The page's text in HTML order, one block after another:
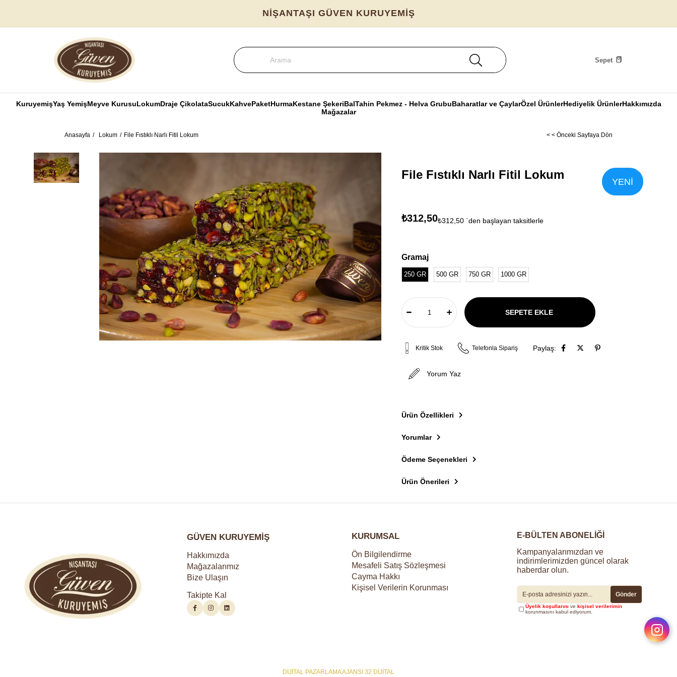
NİŞANTAŞI GÜVEN KURUYEMİŞ
Sepet
KuruyemişYaş YemişMeyve KurusuLokumDraje ÇikolataSucukKahvePaketHurmaKestane ŞekeriBalTahin Pekmez - Helva GrubuBaharatlar ve ÇaylarÖzel ÜrünlerHediyelik ÜrünlerHakkımızda
Mağazalar
Anasayfa Lokum File Fıstıklı Narlı Fitil Lokum < < Önceki Sayfaya Dön
File Fıstıklı Narlı Fitil Lokum
YENI
₺312,50₺312,50 `den başlayan taksitlerle
Gramaj
250 GR 500 GR 750 GR 1000 GR
Kritik Stok Telefonla Sipariş Paylaş:
Yorum Yaz
Ürün Özellikleri
Yorumlar
Ödeme Seçenekleri
Ürün Önerileri
GÜVEN KURUYEMİŞ
Hakkımızda
Mağazalarımız
Bize Ulaşın
Takipte Kal
KURUMSAL
Ön Bilgilendirme
Mesafeli Satış Sözleşmesi
Cayma Hakkı
Kişisel Verilerin Korunması
E-BÜLTEN ABONELİĞİ
Kampanyalarımızdan ve
indirimlerimizden güncel olarak
haberdar olun.
Gönder
Üyelik koşullarını ve kişisel verilerimin
korunmasını kabul ediyorum.
DİJİTAL PAZARLAMA AJANSI 32 DİJİTAL